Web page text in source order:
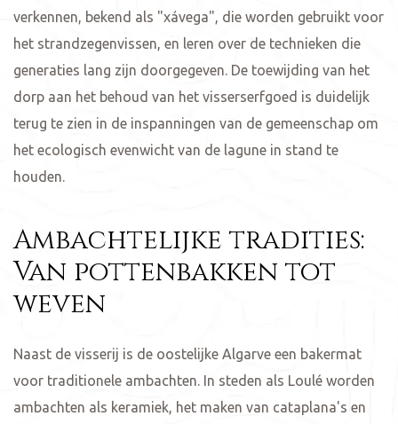
verkennen, bekend als "xávega", die worden gebruikt voor
het strandzegenvissen, en leren over de technieken die
generaties lang zijn doorgegeven. De toewijding van het
dorp aan het behoud van het visserserfgoed is duidelijk
terug te zien in de inspanningen van de gemeenschap om
het ecologisch evenwicht van de lagune in stand te
houden.
Ambachtelijke tradities:
Van pottenbakken tot
weven
Naast de visserij is de oostelijke Algarve een bakermat
voor traditionele ambachten. In steden als Loulé worden
ambachten als keramiek, het maken van cataplana's en